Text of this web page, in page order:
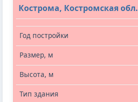
Кострома, Костромская обл.